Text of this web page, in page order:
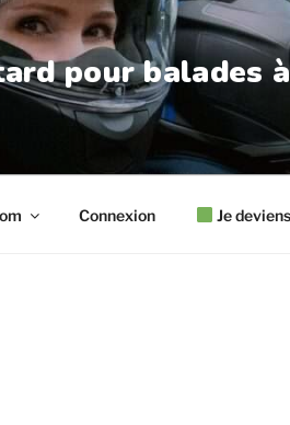
pour balades
Connexion Je